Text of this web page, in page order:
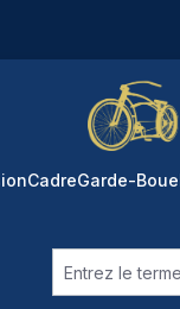
CadreGarde-Boue